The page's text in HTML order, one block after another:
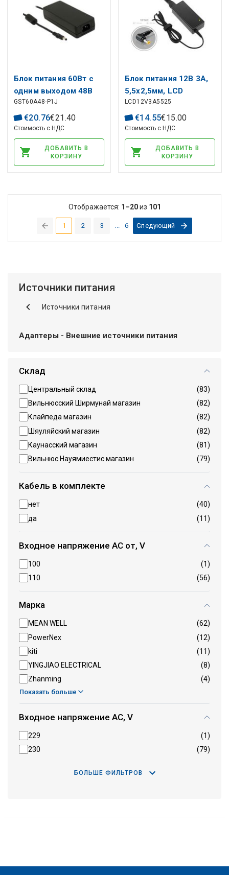
Блок питания 60Вт с
одним выходом 48В
1,25А настольный
GST60A48-P1J
€20.76€21 .40
Стоимость с НДС
ДОБАВИТЬ В
КОРЗИНУ
Блок питания 12В 3А,
5,5х2,5мм, LCD
LCD12V3A5525
€14.55€15.00
Стоимость с НДС
ДОБАВИТЬ В
КОРЗИНУ
1(current)
2 3 6 Следующий
Отображается: 1–20из 101
Источники питания
Источники питания
Адаптeры - Внешниe источники питания
Склад
Центральный склад
(83)
Вильнюсский Ширмунай магазин
(82)
Клайпеда магазин
(82)
Шяуляйский магазин
(82)
Каунасский магазин
(81)
Вильнюс Науямиестис магазин
(79)
Кабель в комплекте
нет
(40)
да
(11)
Входное напряжение AC от, V
100
(1)
110
(56)
Марка
MEAN WELL
(62)
PowerNex
(12)
kiti
(11)
YINGJIAO ELECTRICAL
(8)
Zhanming
(4)
Показать больше
Входное напряжение AC, V
229
(1)
230
(79)
БОЛЬШЕ ФИЛЬТРОВ